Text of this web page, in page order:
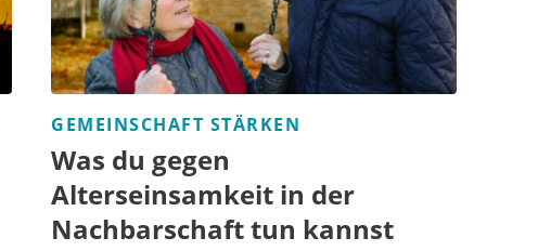
GEMEINSCHAFT STÄRKEN
Was du gegen
Alterseinsamkeit in der
Nachbarschaft tun kannst